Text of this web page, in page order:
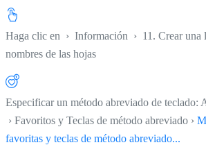
Haga clic en › Información › 11. Crear una
nombres de las hojas
Especificar un método abreviado de teclado:
› Favoritos y Teclas de método abreviado ›
favoritas y teclas de método abreviado...